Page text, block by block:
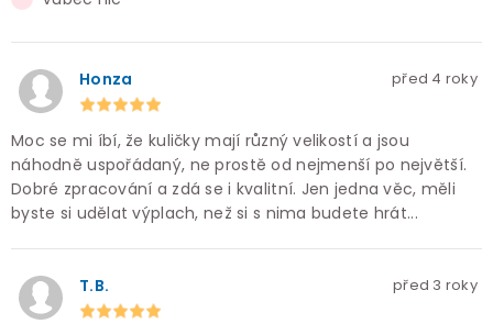
Honza před 4 roky
Moc se mi íbí, že kuličky mají různý velikostí a jsou
náhodně uspořádaný, ne prostě od nejmenší po největší.
Dobré zpracování a zdá se i kvalitní. Jen jedna věc, měli
byste si udělat výplach, než si s nima budete hrát...
T.B. před 3 roky